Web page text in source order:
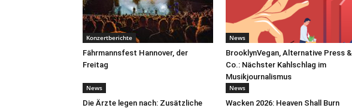
Konzertberichte
Fährmannsfest Hannover, der
Freitag
News
BrooklynVegan, Alternative Press &
Co.: Nächster Kahlschlag im
Musikjournalismus
News
Die Ärzte legen nach: Zusätzliche
News
Wacken 2026: Heaven Shall Burn